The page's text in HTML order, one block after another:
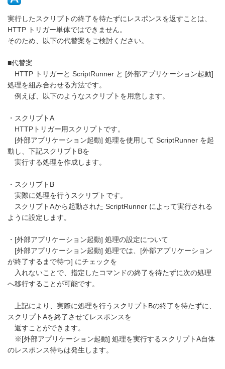
実行したスクリプトの終了を待たずにレスポンスを返すことは、
HTTP トリガー単体ではできません。
そのため、以下の代替案をご検討ください。
■代替案
HTTP トリガーと ScriptRunner と [外部アプリケーション起動]
処理を組み合わせる方法です。
例えば、以下のようなスクリプトを用意します。
・スクリプトA
HTTPトリガー用スクリプトです。
[外部アプリケーション起動] 処理を使用して ScriptRunner を起
動し、下記スクリプトBを
実行する処理を作成します。
・スクリプトB
実際に処理を行うスクリプトです。
スクリプトAから起動された ScriptRunner によって実行される
ように設定します。
・[外部アプリケーション起動] 処理の設定について
[外部アプリケーション起動] 処理では、[外部アプリケーション
が終了するまで待つ] にチェックを
入れないことで、指定したコマンドの終了を待たずに次の処理
へ移行することが可能です。
上記により、実際に処理を行うスクリプトBの終了を待たずに、
スクリプトAを終了させてレスポンスを
返すことができます。
※[外部アプリケーション起動] 処理を実行するスクリプトA自体
のレスポンス待ちは発生します。